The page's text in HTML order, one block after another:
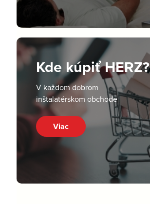
Kde kúpiť HERZ?
V každom dobrom
inštalatérskom obchode
Viac